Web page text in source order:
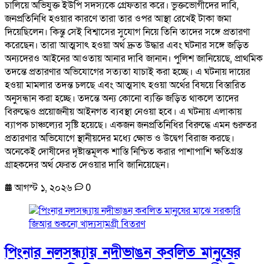
চালিয়ে অভিযুক্ত ইউপি সদস্যকে গ্রেফতার করে। ভুক্তভোগীদের দাবি,
জনপ্রতিনিধি হওয়ার কারণে তারা তার ওপর আস্থা রেখেই টাকা জমা
দিয়েছিলেন। কিন্তু সেই বিশ্বাসের সুযোগ নিয়ে তিনি তাদের সঙ্গে প্রতারণা
করেছেন। তারা আত্মসাৎ হওয়া অর্থ দ্রুত উদ্ধার এবং ঘটনার সঙ্গে জড়িত
অন্যদেরও আইনের আওতায় আনার দাবি জানান। পুলিশ জানিয়েছে, প্রাথমিক
তদন্তে প্রতারণার অভিযোগের সত্যতা যাচাই করা হচ্ছে। এ ঘটনায় দায়ের
হওয়া মামলার তদন্ত চলছে এবং আত্মসাৎ হওয়া অর্থের বিষয়ে বিস্তারিত
অনুসন্ধান করা হচ্ছে। তদন্তে অন্য কোনো ব্যক্তি জড়িত থাকলে তাদের
বিরুদ্ধেও প্রয়োজনীয় আইনগত ব্যবস্থা নেওয়া হবে। এ ঘটনায় এলাকায়
ব্যাপক চাঞ্চল্যের সৃষ্টি হয়েছে। একজন জনপ্রতিনিধির বিরুদ্ধে এমন গুরুতর
প্রতারণার অভিযোগে স্থানীয়দের মধ্যে ক্ষোভ ও উদ্বেগ বিরাজ করছে।
অনেকেই দোষীদের দৃষ্টান্তমূলক শাস্তি নিশ্চিত করার পাশাপাশি ক্ষতিগ্রস্ত
গ্রাহকদের অর্থ ফেরত দেওয়ার দাবি জানিয়েছেন।
আগস্ট ১, ২০২৬
0
পিংনার নলসন্ধ্যায় নদীভাঙন কবলিত মানুষের